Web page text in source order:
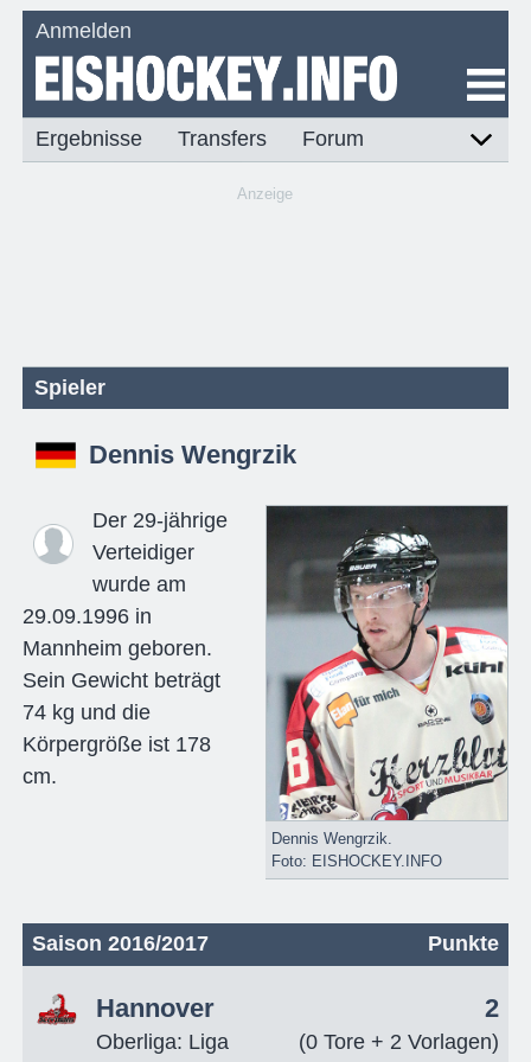
Anmelden
Ergebnisse Transfers Forum
Anzeige
Spieler
Dennis Wengrzik
Dennis Wengrzik.
Foto: EISHOCKEY.INFO
Der 29-jährige
Verteidiger
wurde am
29.09.1996 in
Mannheim geboren.
Sein Gewicht beträgt
74 kg und die
Körpergröße ist 178
cm.
Saison 2016/2017 Punkte
Hannover
Oberliga: Liga
2
(0 Tore + 2 Vorlagen)